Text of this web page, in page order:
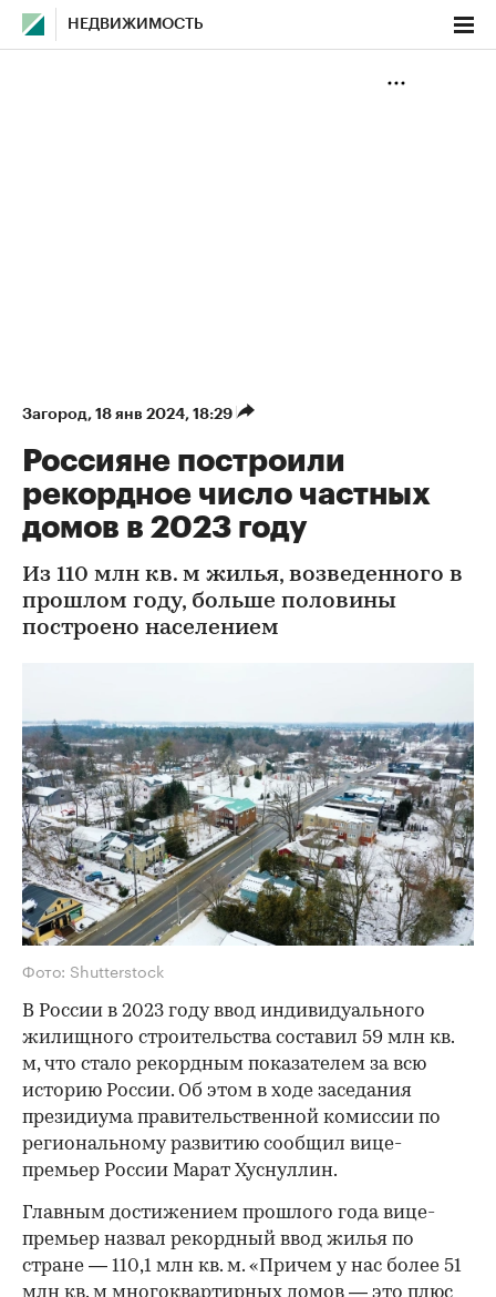
НЕДВИЖИМОСТЬ
Загород⁠, 18 янв 2024, 18:29
Россияне построили
рекордное число частных
домов в 2023 году
Из 110 млн кв. м жилья, возведенного в
прошлом году, больше половины
построено населением
Фото: Shutterstock
В России в 2023 году ввод индивидуального
жилищного строительства составил 59 млн кв.
м, что стало рекордным показателем за всю
историю России. Об этом в ходе заседания
президиума правительственной комиссии по
региональному развитию сообщил вице-
премьер России Марат Хуснуллин.
Главным достижением прошлого года вице-
премьер назвал рекордный ввод жилья по
стране — 110,1 млн кв. м. «Причем у нас более 51
млн кв. м многоквартирных домов — это плюс